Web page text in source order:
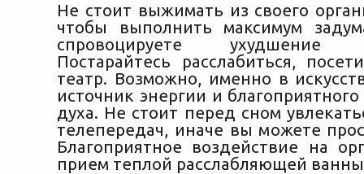
Не стоит выжимать из своего
чтобы выполнить максимум
спровоцируете ухудшение
Постарайтесь расслабиться,
театр. Возможно, именно в
источник энергии и
духа. Не стоит перед сном
телепередач, иначе вы можете
Благоприятное воздействие на
прием теплой расслабляющей